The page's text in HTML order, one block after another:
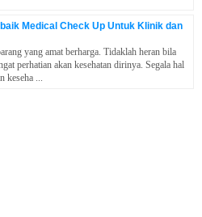
Medical Check Up Untuk Klinik dan
yang amat berharga. Tidaklah heran bila
perhatian akan kesehatan dirinya. Segala hal
keseha ...